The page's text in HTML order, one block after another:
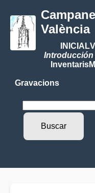
València
INICIAL
Introducción
Inventaris
Gravacions